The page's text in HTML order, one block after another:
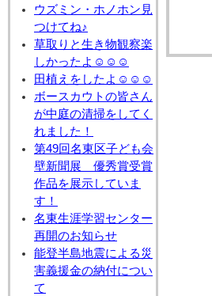
ウズミン・ホノホン見
つけてね♪
草取りと生き物観察楽
しかったよ☺☺☺
田植えをしたよ☺☺☺
ボースカウトの皆さん
が中庭の清掃をしてく
れました！
第49回名東区子ども会
壁新聞展 優秀賞受賞
作品を展示していま
す！
名東生涯学習センター
再開のお知らせ
能登半島地震による災
害義援金の納付につい
て